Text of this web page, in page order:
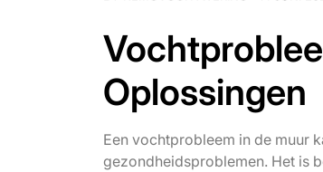
Oplossingen
Een vochtprobleem in de muur
gezondheidsproblemen. Het is